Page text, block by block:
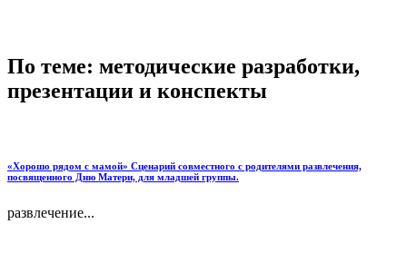
По теме: методические разработки,
презентации и конспекты
«Хорошо рядом с мамой» Сценарий совместного с родителями развлечения,
посвященного Дню Матери, для младшей группы.
развлечение...